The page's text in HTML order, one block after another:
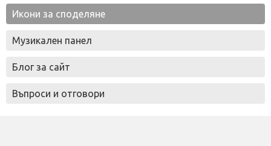
Икони за споделяне
Музикален панел
Блог за сайт
Въпроси и отговори